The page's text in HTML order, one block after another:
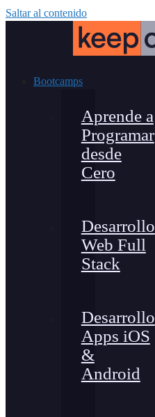
Saltar al contenido
Bootcamps
Aprende a
Programar
desde
Cero
Desarrollo
Web Full
Stack
Desarrollo
Apps iOS
&
Android